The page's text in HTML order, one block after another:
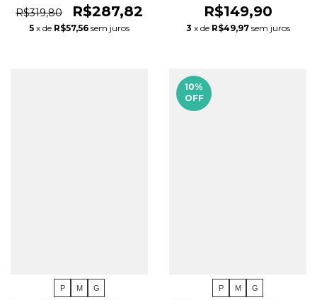
R$319,80 R$287,82
5 x de R$57,56 sem juros
R$149,90
3 x de R$49,97 sem juros
P M G
10%
OFF
P M G